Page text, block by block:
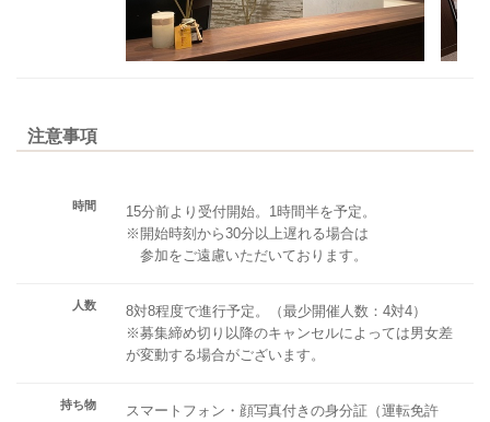
注意事項
時間
15分前より受付開始。1時間半を予定。
※開始時刻から30分以上遅れる場合は
参加をご遠慮いただいております。
人数
8対8程度で進行予定。（最少開催人数：4対4）
※募集締め切り以降のキャンセルによっては男女差
が変動する場合がございます。
持ち物
スマートフォン・顔写真付きの身分証（運転免許